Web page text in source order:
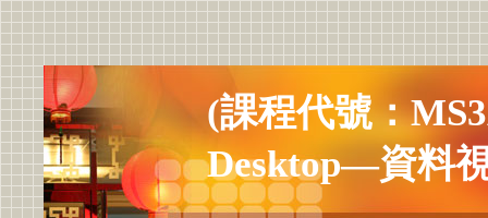
(課程代號：
Desktop—資料